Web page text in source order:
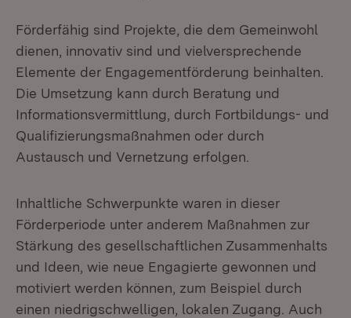
Förderfähig sind Projekte, die dem Gemeinwohl
dienen, innovativ sind und vielversprechende
Elemente der Engagementförderung beinhalten.
Die Umsetzung kann durch Beratung und
Informationsvermittlung, durch Fortbildungs- und
Qualifizierungsmaßnahmen oder durch
Austausch und Vernetzung erfolgen.
Inhaltliche Schwerpunkte waren in dieser
Förderperiode unter anderem Maßnahmen zur
Stärkung des gesellschaftlichen Zusammenhalts
und Ideen, wie neue Engagierte gewonnen und
motiviert werden können, zum Beispiel durch
einen niedrigschwelligen, lokalen Zugang. Auch